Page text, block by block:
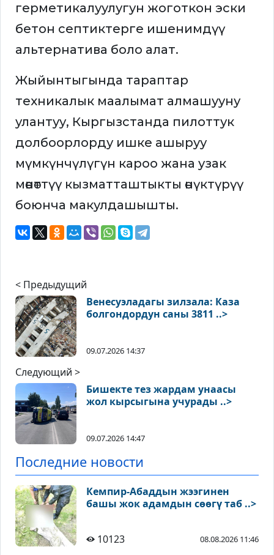
герметикалуулугун жоготкон эски
бетон септиктерге ишенимдүү
альтернатива боло алат.
Жыйынтыгында тараптар
техникалык маалымат алмашууну
улантуу, Кыргызстанда пилоттук
долбоорлорду ишке ашыруу
мүмкүнчүлүгүн кароо жана узак
мөөнөттүү кызматташтыкты өнүктүрүү
боюнча макулдашышты.
< Предыдущий
Венесуэладагы зилзала: Каза
болгондордун саны 3811 ..>
09.07.2026 14:37
Следующий >
Бишекте тез жардам унаасы
жол кырсыгына учурады ..>
09.07.2026 14:47
Последние новости
Кемпир-Абаддын жээгинен
башы жок адамдын сөөгү таб ..>
10123 08.08.2026 11:46